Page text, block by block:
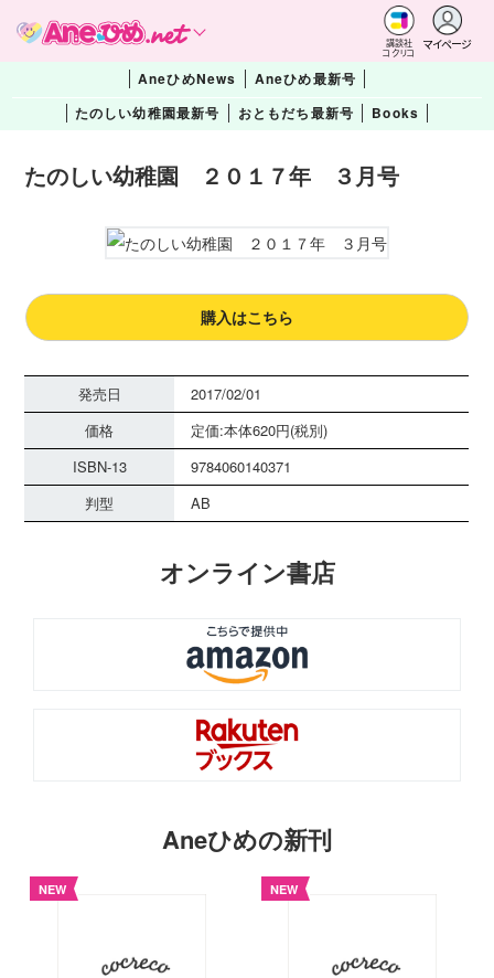
講談社
コクリコ
マイページ
AneひめNews
Aneひめ最新号
たのしい幼稚園最新号
おともだち最新号 Books
たのしい幼稚園 ２０１７年 ３月号
購入はこちら
発売日
2017/02/01
価格
定価:本体620円(税別)
ISBN-13
9784060140371
判型
AB
オンライン書店
Aneひめの新刊
NEW NEW